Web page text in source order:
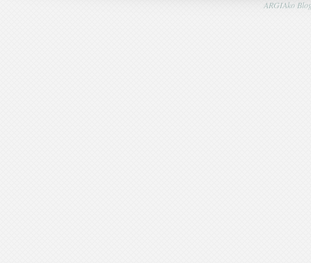
ARGIAko